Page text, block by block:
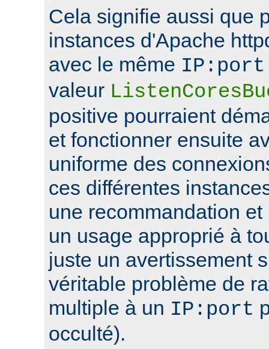
Cela signifie aussi que
instances d'Apache
avec le même IP:port
valeur
positive pourraient
et fonctionner ensuite
uniforme des
ces différentes
une recommandation
un usage approprié à
juste un avertissement
véritable problème de
multiple à un IP:port
occulté).